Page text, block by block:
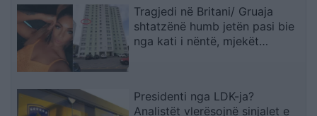
Tragjedi në Britani/ Gruaja
shtatzënë humb jetën pasi bie
nga kati i nëntë, mjekët
Presidenti nga LDK-ja?
Analistët vlerësojnë sinjalet e